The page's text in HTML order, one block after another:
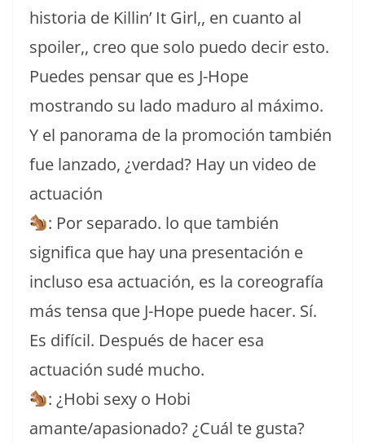
historia de Killin’ It Girl,, en cuanto al
spoiler,, creo que solo puedo decir esto.
Puedes pensar que es J-Hope
mostrando su lado maduro al máximo.
Y el panorama de la promoción también
fue lanzado, ¿verdad? Hay un video de
actuación
: Por separado. lo que también
significa que hay una presentación e
incluso esa actuación, es la coreografía
más tensa que J-Hope puede hacer. Sí.
Es difícil. Después de hacer esa
actuación sudé mucho.
: ¿Hobi sexy o Hobi
amante/apasionado? ¿Cuál te gusta?